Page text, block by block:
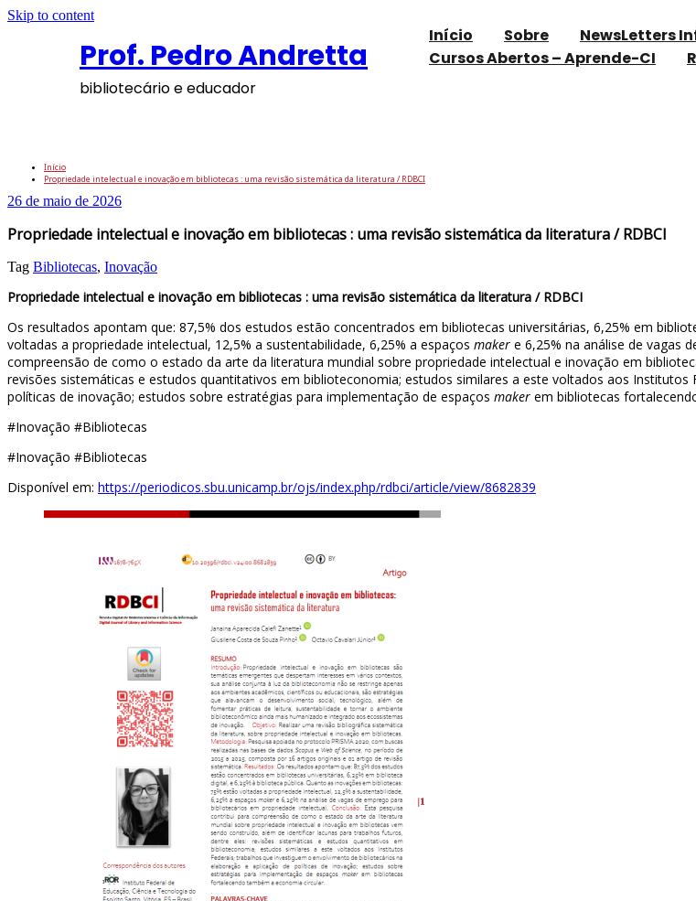
Skip to content
Prof. Pedro Andretta
bibliotecário e educador
Início Sobre NewsLetters
Cursos Abertos – Aprende-CI
Início
Propriedade intelectual e inovação em bibliotecas : uma revisão sistemática da literatura / RDBCI
26 de maio de 2026
Propriedade intelectual e inovação em bibliotecas : uma revisão sistemática da literatura / RDBCI
Tag Bibliotecas, Inovação
Propriedade intelectual e inovação em bibliotecas : uma revisão sistemática da literatura / RDBCI
Os resultados apontam que: 87,5% dos estudos estão concentrados em bibliotecas universitárias, 6,25% em
voltadas a propriedade intelectual, 12,5% a sustentabilidade, 6,25% a espaços maker e 6,25% na análise de vagas
compreensão de como o estado da arte da literatura mundial sobre propriedade intelectual e inovação em
revisões sistemáticas e estudos quantitativos em biblioteconomia; estudos similares a este voltados aos
políticas de inovação; estudos sobre estratégias para implementação de espaços maker em bibliotecas
#Inovação #Bibliotecas
#Inovação #Bibliotecas
Disponível em: https://periodicos.sbu.unicamp.br/ojs/index.php/rdbci/article/view/8682839